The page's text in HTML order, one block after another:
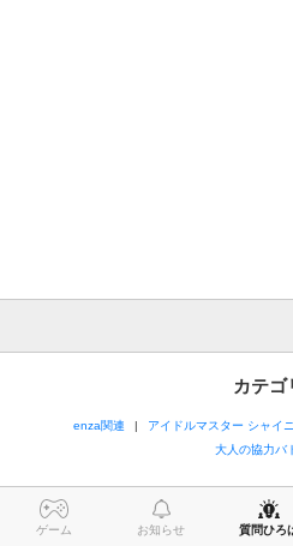
カテゴ
enza関連 アイドルマスター シャイ
大人の協力バ
ゲーム お知らせ 質問ひろ